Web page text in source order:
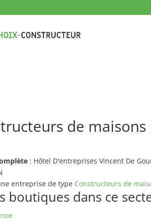
de
: Hôtel D'entreprises Vincent De
entreprise de type Constructeurs de
boutiques dans ce